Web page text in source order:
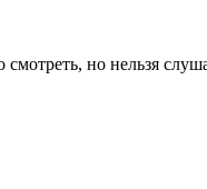
но нельзя